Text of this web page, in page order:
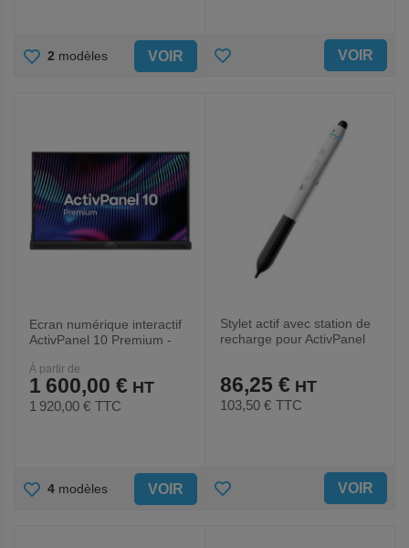
AJOUTER
2 modèles VOIR AJOUTER VOIR
Ecran numérique interactif
ActivPanel 10 Premium -
À partir de
1 600,00 €
1 920,00 € TTC
AJOUTER
4 modèles VOIR
Stylet actif avec station de
recharge pour ActivPanel
86,25 €
103,50 € TTC
AJOUTER VOIR